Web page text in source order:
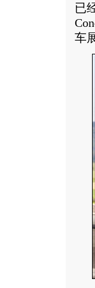
已
车